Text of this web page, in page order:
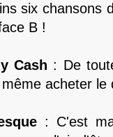
six chansons
B !
Cash : De
acheter le
: C'est